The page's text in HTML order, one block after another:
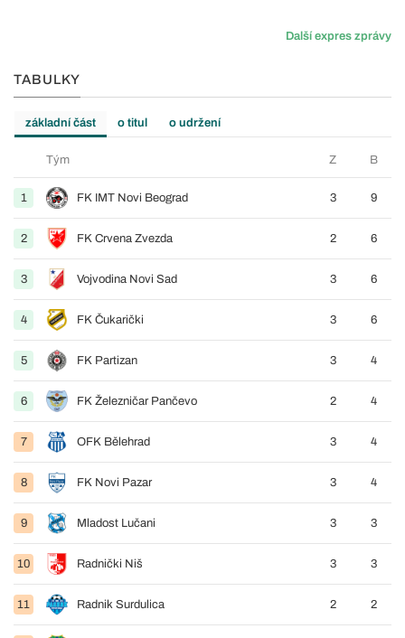
Další expres zprávy
TABULKY
základní část o titul o udržení
Tým Z B
1 FK IMT Novi Beograd 3 9
2 FK Crvena Zvezda 2 6
3 Vojvodina Novi Sad 3 6
4 FK Čukarički 3 6
5 FK Partizan 3 4
6 FK Železničar Pančevo 2 4
7 OFK Bělehrad 3 4
8 FK Novi Pazar 3 4
9 Mladost Lučani 3 3
10 Radnički Niš 3 3
11 Radnik Surdulica 2 2